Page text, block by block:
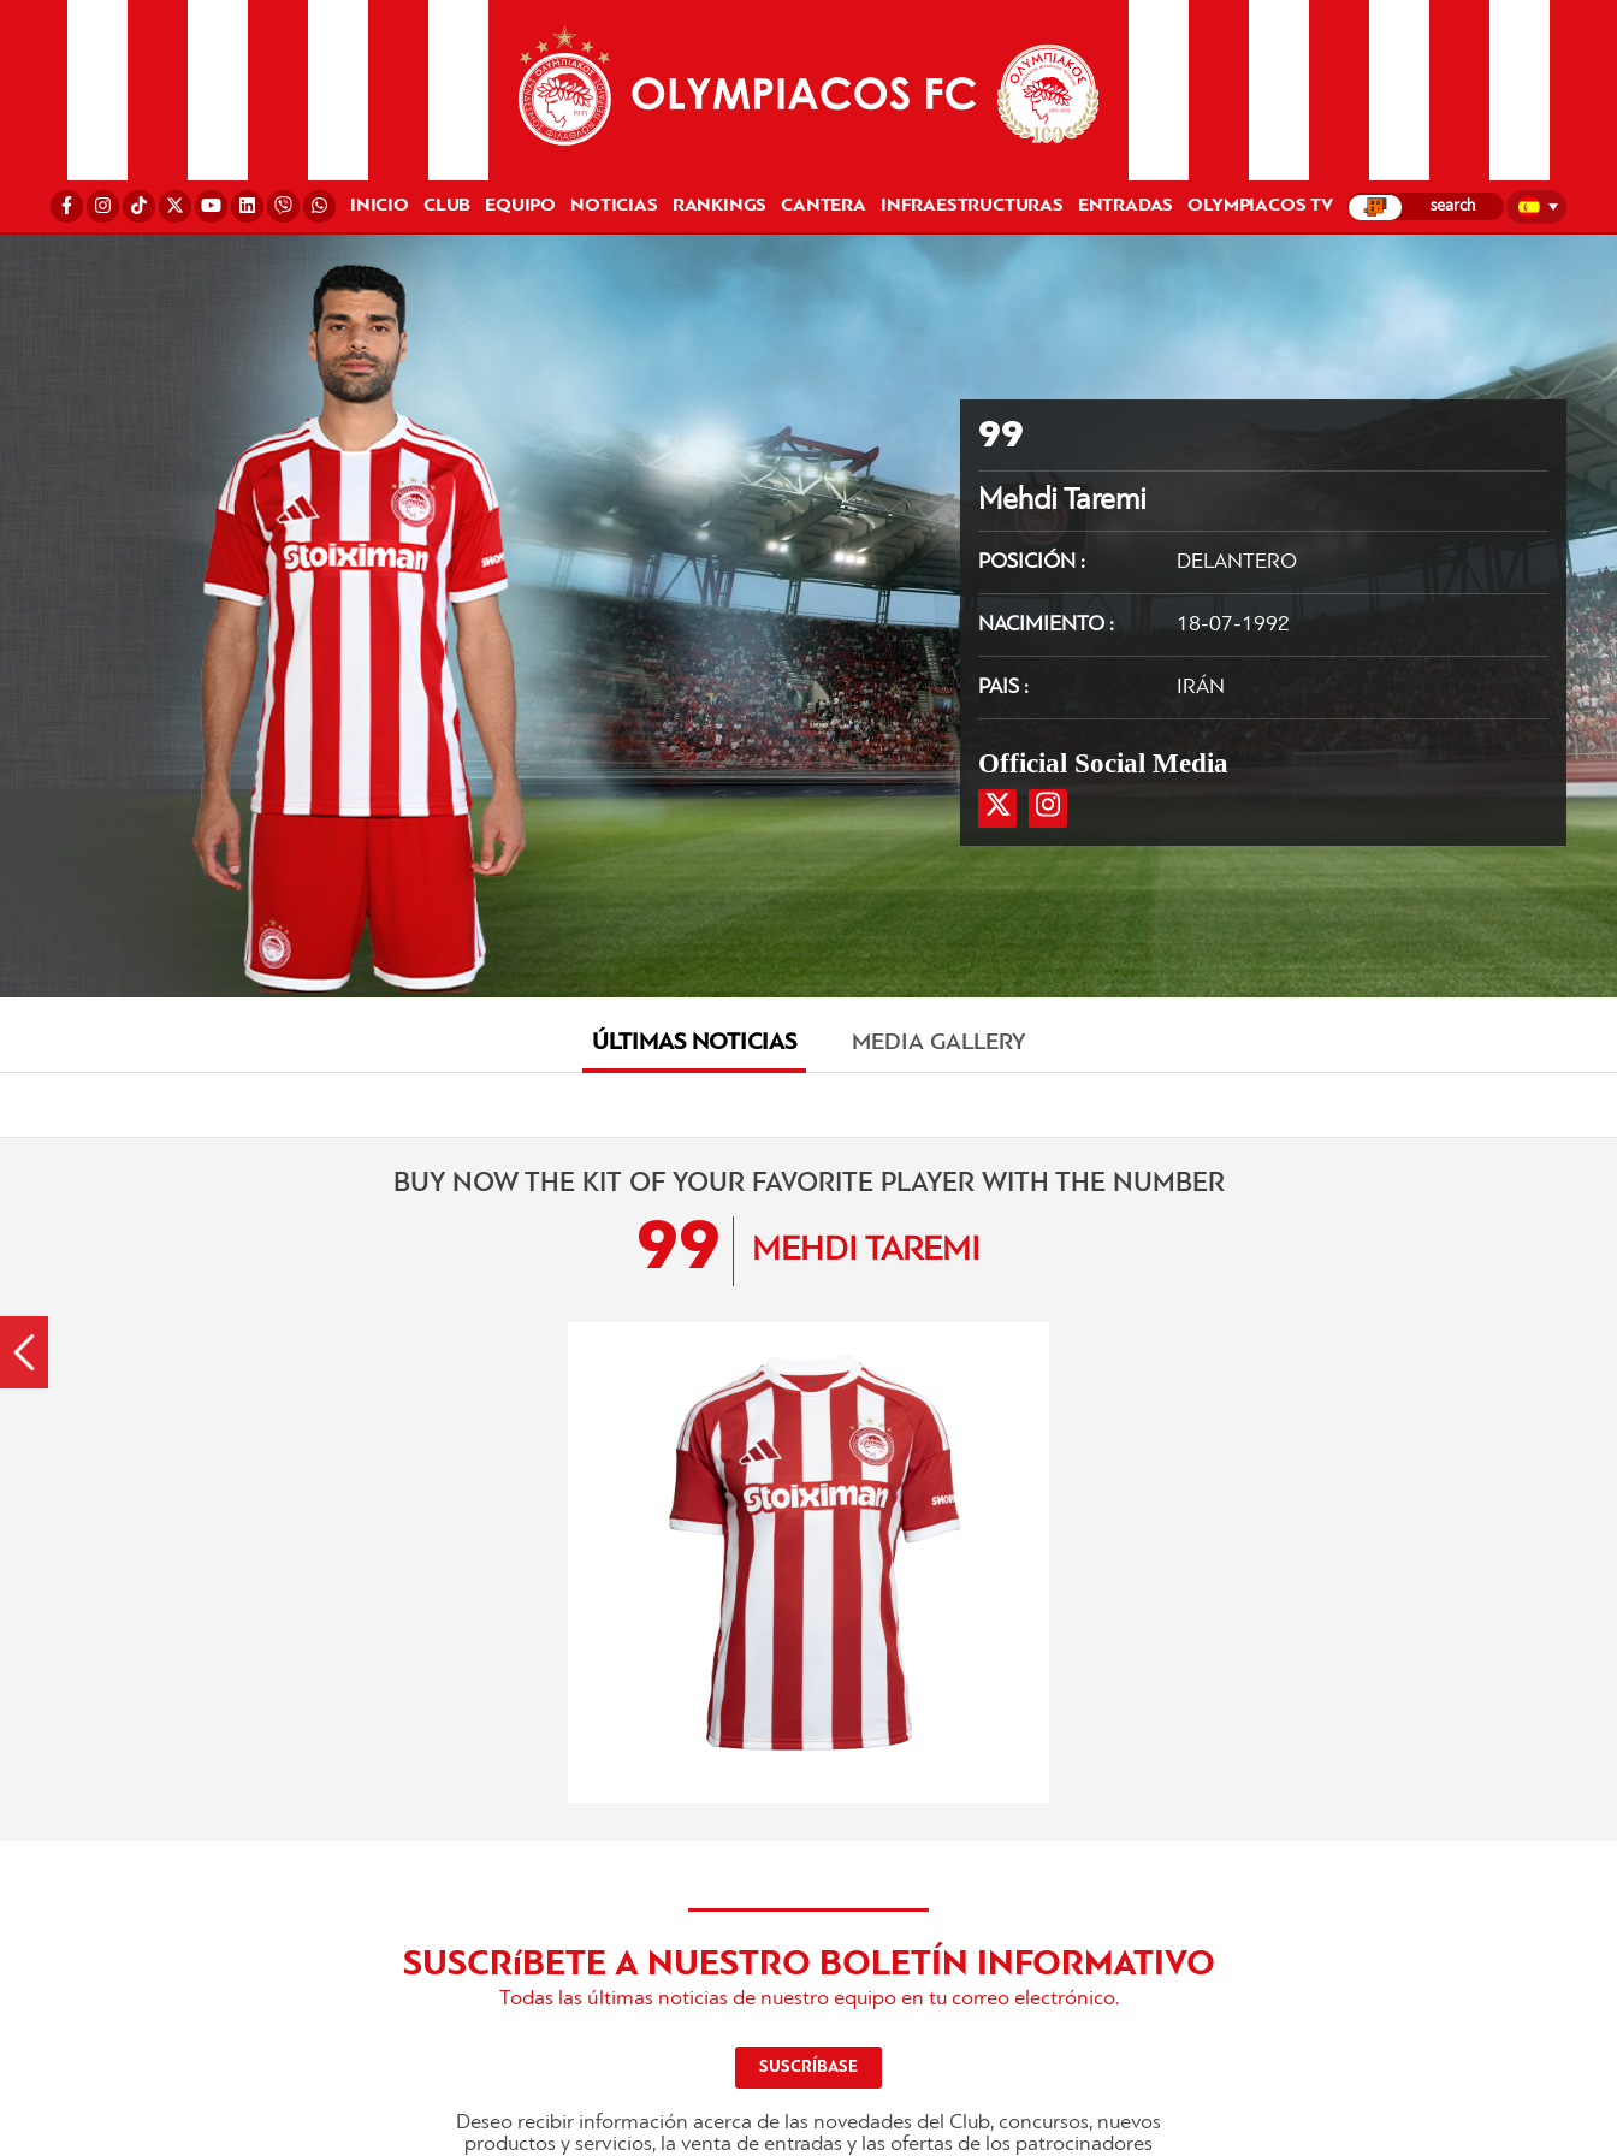
INICIO CLUB EQUIPO NOTICIAS RANKINGS CANTERA INFRAESTRUCTURAS ENTRADAS OLYMPIACOS TV
99
Mehdi Taremi
POSICIÓN DELANTERO
NACIMIENTO 18-07-1992
PAIS IRÁN
Official Social Media
ÚLTIMAS NOTICIAS MEDIA GALLERY
BUY NOW THE KIT OF YOUR FAVORITE PLAYER WITH THE NUMBER
99 MEHDI TAREMI
SUSCRíBETE A NUESTRO BOLETÍN INFORMATIVO
Todas las últimas noticias de nuestro equipo en tu correo electrónico.
SUSCRÍBASE
Deseo recibir información acerca de las novedades del Club, concursos, nuevos
productos y servicios, la venta de entradas y las ofertas de los patrocinadores